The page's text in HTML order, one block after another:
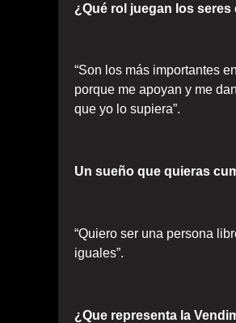
¿Qué rol juegan los seres
“Son los más importantes
porque me apoyan y me
que yo lo supiera”.
Un sueño que quieras
“Quiero ser una persona
iguales”.
¿Que representa la